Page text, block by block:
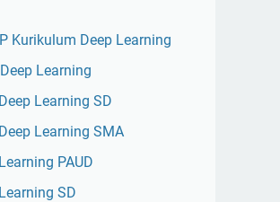
Kurikulum Deep Learning
Learning
Learning SD
Learning SMA
PAUD
SD